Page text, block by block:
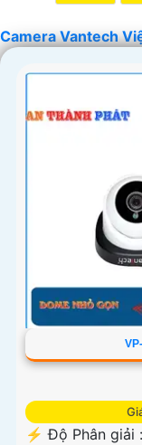
Camera Vantech
️⚡ Độ Phân giải :